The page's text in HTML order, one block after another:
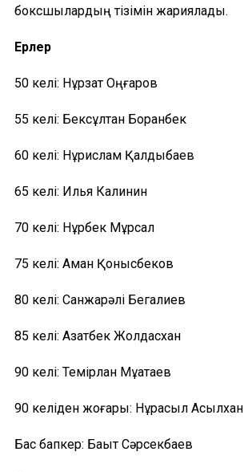
боксшылардың тізімін жариялады.
Ерлер
50 келі: Нұрзат Оңғаров
55 келі: Бексұлтан Боранбек
60 келі: Нұрислам Қалдыбаев
65 келі: Илья Калинин
70 келі: Нұрбек Мұрсал
75 келі: Аман Қонысбеков
80 келі: Санжарәлі Бегалиев
85 келі: Азатбек Жолдасхан
90 келі: Темірлан Мұқатаев
90 келіден жоғары: Нұрасыл Асылхан
Бас бапкер: Бақыт Сәрсекбаев